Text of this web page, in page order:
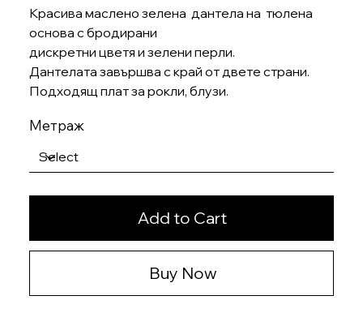
Красива маслено зелена дантела на тюлена
основа с бродирани
дискретни цветя и зелени перли.
Дантелата завършва с край от двете страни.
Подходящ плат за рокли, блузи.
Метраж
Add to Cart
Buy Now